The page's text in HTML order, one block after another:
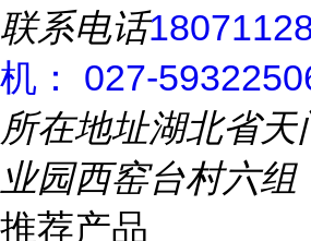
联系电话
机： 027-
所在地址湖北省天
业园西窑台村六组
推荐产品